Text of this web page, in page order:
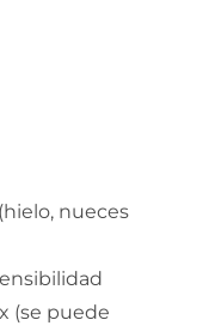
nueces
(se puede